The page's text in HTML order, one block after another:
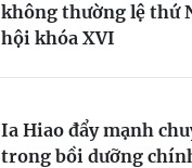
không thường lệ thứ
hội khóa XVI
Ia Hiao đẩy mạnh
trong bồi dưỡng